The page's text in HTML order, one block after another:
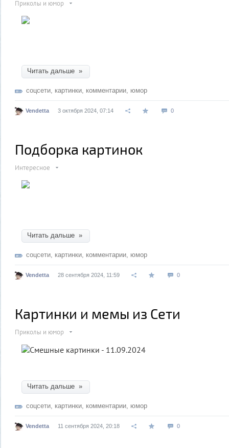
Приколы и юмор
Читать дальше »
соцсети картинки комментарии юмор
Vendetta 3 октября 2024, 07:14 0
Подборка картинок
Интересное
Читать дальше »
соцсети картинки комментарии юмор
Vendetta 28 сентября 2024, 11:59 0
Картинки и мемы из Сети
Приколы и юмор
Читать дальше »
соцсети картинки комментарии юмор
Vendetta 11 сентября 2024, 20:18 0